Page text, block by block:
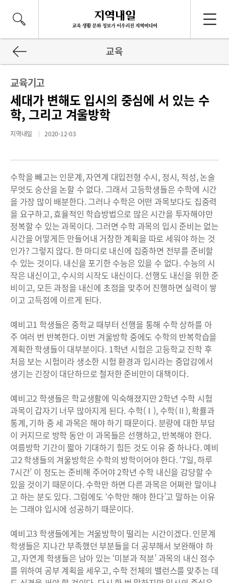
교육
교육기고
세대가 변해도 입시의 중심에 서 있는 수
학, 그리고 겨울방학
지역내일 2020-12-03
수학을 빼고는 인문계, 자연계 대입전형 수시, 정시, 적성, 논술
무엇도 승산을 논할 수 없다. 그래서 고등학생들은 수학에 시간
을 가장 많이 배분한다. 그러나 수학은 어떤 과목보다도 집중력
을 요구하고, 효율적인 학습방법으로 많은 시간을 투자해야만
정복할 수 있는 과목이다. 그러면 수학 과목의 입시 준비는 없는
시간을 어떻게든 만들어내 거창한 계획을 따로 세워야 하는 것
인가? 그렇지 않다. 한 마디로 내신에 집중하면 전부를 준비할
수 있는 것이다. 내신을 포기한 수능은 있을 수 없다. 수능의 시
작은 내신이고, 수시의 시작도 내신이다. 선행도 내신을 위한 준
비이고, 모든 과정을 내신에 초점을 맞추어 진행하면 실력이 쌓
이고 고득점에 이르게 된다.
예비고1 학생들은 중학교 때부터 선행을 통해 수학 상하를 아
주 여러 번 반복한다. 이번 겨울방학 중에도 수학의 반복학습을
계획한 학생들이 대부분이다. 1학년 시험은 고등학교 진학 후
처음 보는 시험이라 생소한 시험 환경과 입시라는 중압감에서
생기는 긴장이 대단하므로 철저한 준비만이 대책이다.
예비고2 학생들은 학교생활에 익숙해졌지만 2학년 수학 시험
과목이 갑자기 너무 많아지게 된다. 수학(Ⅰ), 수학(Ⅱ), 확률과
통계, 기하 중 세 과목은 해야 하기 때문이다. 분량에 대한 부담
이 커지므로 방학 동안 이 과목들은 선행하고, 반복해야 한다.
여름방학 기간이 짧아 기대하기 힘든 것도 이유 중 하나다. 예비
고2 학생들의 겨울방학은 수학의 방학이어야 한다. ‘7일, 하루
7시간’ 이 정도는 준비해 주어야 2학년 수학 내신을 감당할 수
있을 것이기 때문이다. 수학만 하면 다른 과목은 어쩌란 말이냐
고 하는 분도 있다. 그럼에도 ‘수학만 해야 한다’고 말하는 이유
는 그래야 입시에 성공하기 때문이다.
예비고3 학생들에게는 겨울방학이 떨리는 시간이겠다. 인문계
학생들은 지나간 부족했던 부분들을 더 공부해서 보완해야 하
고, 자연계 학생들은 남아 있는 ‘미분과 적분’ 과목의 내신 점수
를 위하여 공부 계획을 세우고, 수학 전체의 밸런스를 맞추는 데